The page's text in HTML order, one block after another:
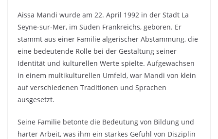
Aissa Mandi wurde am 22. April 1992 in der Stadt La
Seyne-sur-Mer, im Süden Frankreichs, geboren. Er
stammt aus einer Familie algerischer Abstammung, die
eine bedeutende Rolle bei der Gestaltung seiner
Identität und kulturellen Werte spielte. Aufgewachsen
in einem multikulturellen Umfeld, war Mandi von klein
auf verschiedenen Traditionen und Sprachen
ausgesetzt.
Seine Familie betonte die Bedeutung von Bildung und
harter Arbeit, was ihm ein starkes Gefühl von Disziplin